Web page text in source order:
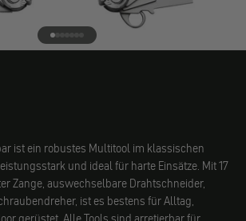
Gehe zu Element 1
Gehe zu Element 2
Gehe zu Element 3
Gehe zu Element 4
Gehe zu Element 5
Gehe zu Element 6
Gehe zu Element 7
ist ein robustes Multitool im klassischen
und ideal für harte Einsätze. Mit 17
Zange, auswechselbare Drahtschneider,
ist es bestens für Alltag,